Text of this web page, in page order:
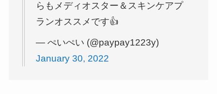
らもメディオスター＆スキンケアプ
ランオススメです👍
— ぺいぺい (@paypay1223y)
January 30, 2022